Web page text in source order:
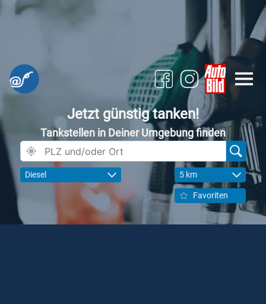
Jetzt günstig tanken!
Tankstellen in Deiner Umgebung finden
Diesel 5 km
Favoriten